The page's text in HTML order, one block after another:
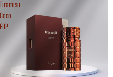
Tiramisu
Coco
EDP